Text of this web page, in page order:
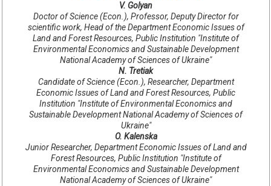
V. Golyan
Doctor of Science (Econ.), Professor, Deputy Director for
scientific work, Head of the Department Economic Issues of
Land and Forest Resources, Public Institution "Institute of
Environmental Economics and Sustainable Development
National Academy of Sciences of Ukraine"
N. Tretiak
Candidate of Science (Econ.), Researcher, Department
Economic Issues of Land and Forest Resources, Public
Institution "Institute of Environmental Economics and
Sustainable Development National Academy of Sciences of
Ukraine"
O. Kalenska
Junior Researcher, Department Economic Issues of Land and
Forest Resources, Public Institution "Institute of
Environmental Economics and Sustainable Development
National Academy of Sciences of Ukraine"